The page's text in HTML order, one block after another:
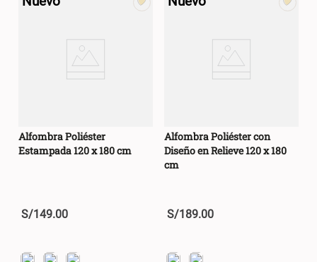
Alfombra Poliéster
Estampada 120 x 180 cm
S/149.00
Alfombra Poliéster con
Diseño en Relieve 120 x 180
cm
S/189.00